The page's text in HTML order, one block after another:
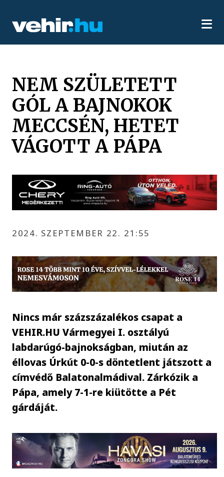
NEM SZÜLETETT
GÓL A BAJNOKOK
MECCSÉN, HETET
VÁGOTT A PÁPA
2024. SZEPTEMBER 22. 21:55
Nincs már százszázalékos csapat a
VEHIR.HU Vármegyei I. osztályú
labdarúgó-bajnokságban, miután az
éllovas Úrkút 0-0-s döntetlent játszott a
címvédő Balatonalmádival. Zárkózik a
Pápa, amely 7-1-re kiütötte a Pét
gárdáját.